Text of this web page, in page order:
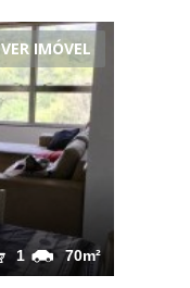
VER IMÓVEL
70m²
1